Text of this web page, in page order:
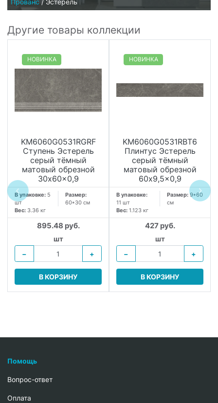
Прованс / Эстерель
Другие товары коллекции
НОВИНКА
KM6060G0531RGRF
Ступень Эстерель
серый тёмный
матовый обрезной
30x60x0,9
В упаковке: 5
шт
Размер:
60*30 см
Вес: 3.36 кг
895.48 руб.
шт
−
+
В КОРЗИНУ
НОВИНКА
KM6060G0531RBT6
Плинтус Эстерель
серый тёмный
матовый обрезной
60x9,5x0,9
В упаковке:
11 шт
Размер:9*60
см
Вес: 1.123 кг
427 руб.
шт
−
+
В КОРЗИНУ
Помощь
Вопрос-ответ
Oплата